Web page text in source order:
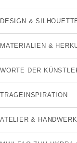
DESIGN &
MATERIALIEN &
WORTE DER
TRAGEINSPIRATION
ATELIER & HANDWERK